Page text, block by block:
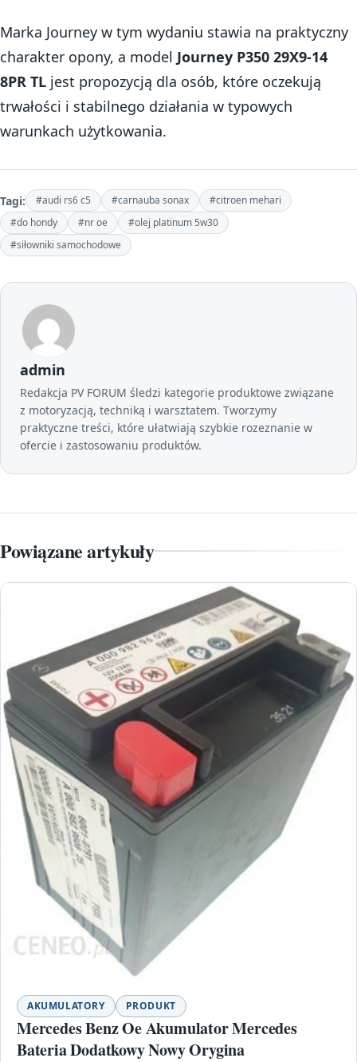
Marka Journey w tym wydaniu stawia na praktyczny
charakter opony, a model Journey P350 29X9-14
8PR TL jest propozycją dla osób, które oczekują
trwałości i stabilnego działania w typowych
warunkach użytkowania.
Tagi: #audi rs6 c5 #carnauba sonax
#citroen mehari
#do hondy
#nr oe
#olej platinum 5w30
#siłowniki samochodowe
admin
Redakcja PV FORUM śledzi kategorie produktowe związane
z motoryzacją, techniką i warsztatem. Tworzymy
praktyczne treści, które ułatwiają szybkie rozeznanie w
ofercie i zastosowaniu produktów.
Powiązane artykuły
AKUMULATORY PRODUKT
Mercedes Benz Oe Akumulator Mercedes
Bateria Dodatkowy Nowy Orygina